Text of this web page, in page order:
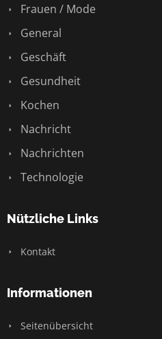
Frauen / Mode
General
Geschäft
Gesundheit
Kochen
Nachricht
Nachrichten
Technologie
Nützliche Links
Kontakt
Informationen
Seitenübersicht